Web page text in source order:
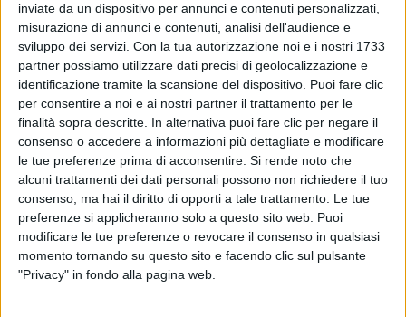
inviate da un dispositivo per annunci e contenuti personalizzati,
misurazione di annunci e contenuti, analisi dell'audience e
sviluppo dei servizi. Con la tua autorizzazione noi e i nostri 1733
partner possiamo utilizzare dati precisi di geolocalizzazione e
identificazione tramite la scansione del dispositivo. Puoi fare clic
per consentire a noi e ai nostri partner il trattamento per le
finalità sopra descritte. In alternativa puoi fare clic per negare il
consenso o accedere a informazioni più dettagliate e modificare
le tue preferenze prima di acconsentire. Si rende noto che
alcuni trattamenti dei dati personali possono non richiedere il tuo
consenso, ma hai il diritto di opporti a tale trattamento. Le tue
preferenze si applicheranno solo a questo sito web. Puoi
modificare le tue preferenze o revocare il consenso in qualsiasi
momento tornando su questo sito e facendo clic sul pulsante
"Privacy" in fondo alla pagina web.
Fiorella Mannoia, Personale: “La mia
musica e la mia fotografia di strada”​​​​​​​
“Ivano Fossati? Mai separati artisticamente. Cantare è
la mia vita”
Chi siamo